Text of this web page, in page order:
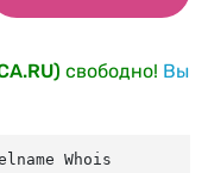
свободно! Вы
Whois